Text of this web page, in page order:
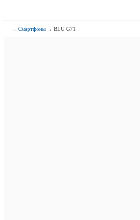
→Смартфоны → BLU G71